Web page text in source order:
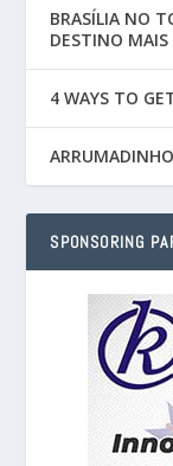
BRASÍLIA NO
DESTINO
4 WAYS TO
SPONSORING